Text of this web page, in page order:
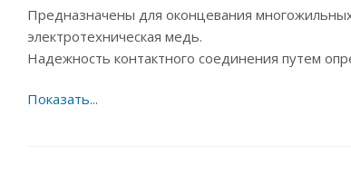
Предназначены для оконцевания
электротехническая медь.
Надежность контактного соединения путем